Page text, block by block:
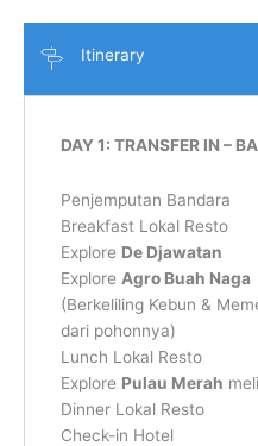
Itinerary
DAY 1: TRANSFER IN –
Penjemputan Bandara
Breakfast Lokal Resto
Explore De Djawatan
Explore Agro Buah Naga
(Berkeliling Kebun &
dari pohonnya)
Lunch Lokal Resto
Explore Pulau Merah
Dinner Lokal Resto
Check-in Hotel